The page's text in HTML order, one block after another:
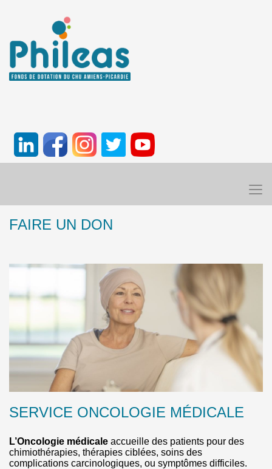
FAIRE UN DON
SERVICE ONCOLOGIE MÉDICALE
L’Oncologie médicale accueille des patients pour des
chimiothérapies, thérapies ciblées, soins des
complications carcinologiques, ou symptômes difficiles.